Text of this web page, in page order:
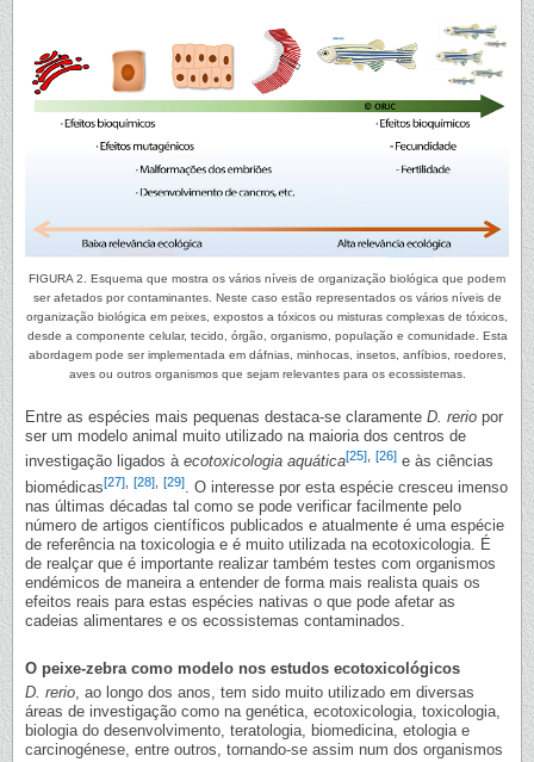
FIGURA 2. Esquema que mostra os vários níveis de organização biológica que podem
ser afetados por contaminantes. Neste caso estão representados os vários níveis de
organização biológica em peixes, expostos a tóxicos ou misturas complexas de tóxicos,
desde a componente celular, tecido, órgão, organismo, população e comunidade. Esta
abordagem pode ser implementada em dáfnias, minhocas, insetos, anfíbios, roedores,
aves ou outros organismos que sejam relevantes para os ecossistemas.
Entre as espécies mais pequenas destaca-se claramente D. rerio por
ser um modelo animal muito utilizado na maioria dos centros de
investigação ligados à ecotoxicologia aquática[25] [26] e às ciências
biomédicas[27] [28] [29]
. O interesse por esta espécie cresceu imenso
nas últimas décadas tal como se pode verificar facilmente pelo
número de artigos científicos publicados e atualmente é uma espécie
de referência na toxicologia e é muito utilizada na ecotoxicologia. É
de realçar que é importante realizar também testes com organismos
endémicos de maneira a entender de forma mais realista quais os
efeitos reais para estas espécies nativas o que pode afetar as
cadeias alimentares e os ecossistemas contaminados.
O peixe-zebra como modelo nos estudos ecotoxicológicos
D. rerio, ao longo dos anos, tem sido muito utilizado em diversas
áreas de investigação como na genética, ecotoxicologia, toxicologia,
biologia do desenvolvimento, teratologia, biomedicina, etologia e
carcinogénese, entre outros, tornando-se assim num dos organismos